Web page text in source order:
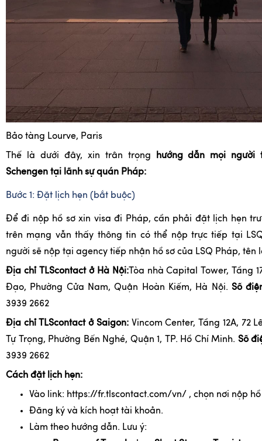
Bảo tàng Lourve, Paris
Thế là dưới đây, xin trân trọng
hướng dẫn mọi
Schengen tại lãnh sự quán Pháp:
Bước 1: Đặt lịch hẹn (bắt buộc)
Để đi nộp hồ sơ xin visa đi Pháp, cần phải đặt lịch hẹn
trên mạng vẫn thấy thông tin có thể nộp trực tiếp tại
người sẽ nộp tại agency tiếp nhận hồ sơ của LSQ Pháp, tên
Địa chỉ TLScontact ở Hà Nội:Tòa nhà Capital Tower, Tầng
Đạo, Phường Cửa Nam, Quận Hoàn Kiếm, Hà Nội. Số
3939 2662
Địa chỉ TLScontact ở Saigon: Vincom Center, Tầng 12A, 72
Tự Trọng, Phường Bến Nghé, Quận 1, TP. Hồ Chí Minh. Số
3939 2662
Cách đặt lịch hẹn:
Vào link: https://fr.tlscontact.com/vn/ , chọn nơi nộp hồ
Đăng ký và kích hoạt tài khoản.
Làm theo hướng dẫn. Lưu ý: